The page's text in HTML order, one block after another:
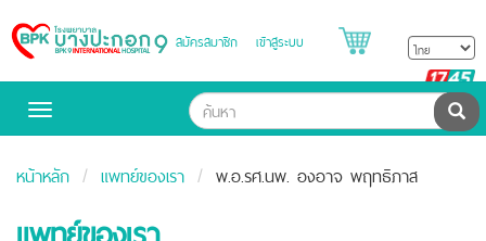
Bangpakok
Hospital
สมัครสมาชิก เข้าสู่ระบบ
Toggle
ค้น
หน้าหลัก แพทย์ของเรา พ.อ.รศ.นพ. องอาจ พฤทธิภาส